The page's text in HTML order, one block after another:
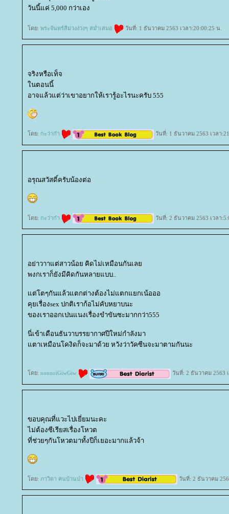
วันนี้แค่ 5,000 กว่าเอง
ดย: พระจันทร์สีม่วงง่วงๆ สม่ำเสมอ วันที่: 1 ธันวาคม 2563 เวลา:20:00:25 น.
จริงหรือเท็จ
นตอนนี้
อาจแล้วแต่ว่าเขาอยากให้เรารู้อะไรนะครับ 555
ดย: กะว่าก๋า วันที่: 1 ธันวาคม 2563 เวลา
อรุณสวัสดิ์ครับน้องต่อ
ดย: กะว่าก๋า วันที่: 2 ธันวาคม 2563 เวลา
อย่าวาาแต่สาวน้อย​ คิดไม่เหมือนกันเล
พงกเราก็ยังมีคิดกันหลายแบบ..
ต่โตๆกันแล้วแตกต่างต้องไม่แตกแยกเน้อออ
คุยเรื่องsex ปกติเราก้อไม่คับหยาบนะ
ของเราออกเปนแนงเรื่องขำขันซะมากกว่า555
นี่เข้าเดือนธันวาบรรยากาศปีใหม่กำลังมา
ตาเหมือนโคงิดก็จะมาด้วย​ หวังว่าวัคซีนจะมาตามกันนะ
ดย: nonnoiGiwGiw วันที่: 2 ธันวาคม 2563
ขอบคุณที่แวะไปเยี่ยมนะคะ
ไม่ต้องซีเรียสเรื่องโหวต
ที่ช่วยๆกันโหวตมาทั้งปีก็เยอะมากแล้วจ้า
ดย: ภาวิดา คนบ้านป่า วันที่: 2 ธันวาคม